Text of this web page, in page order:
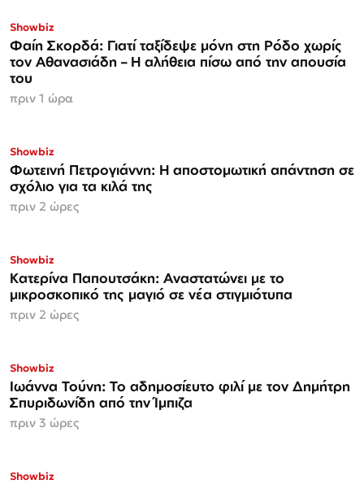
Showbiz
Φαίη Σκορδά: Γιατί ταξίδεψε μόνη στη Ρόδο χωρίς
τον Αθανασιάδη – Η αλήθεια πίσω από την απουσία
του
πριν 1 ώρα
Showbiz
Φωτεινή Πετρογιάννη: Η αποστομωτική απάντηση σε
σχόλιο για τα κιλά της
πριν 2 ώρες
Showbiz
Κατερίνα Παπουτσάκη: Αναστατώνει με το
μικροσκοπικό της μαγιό σε νέα στιγμιότυπα
πριν 2 ώρες
Showbiz
Ιωάννα Τούνη: Το αδημοσίευτο φιλί με τον Δημήτρη
Σπυριδωνίδη από την Ίμπιζα
πριν 3 ώρες
Showbiz